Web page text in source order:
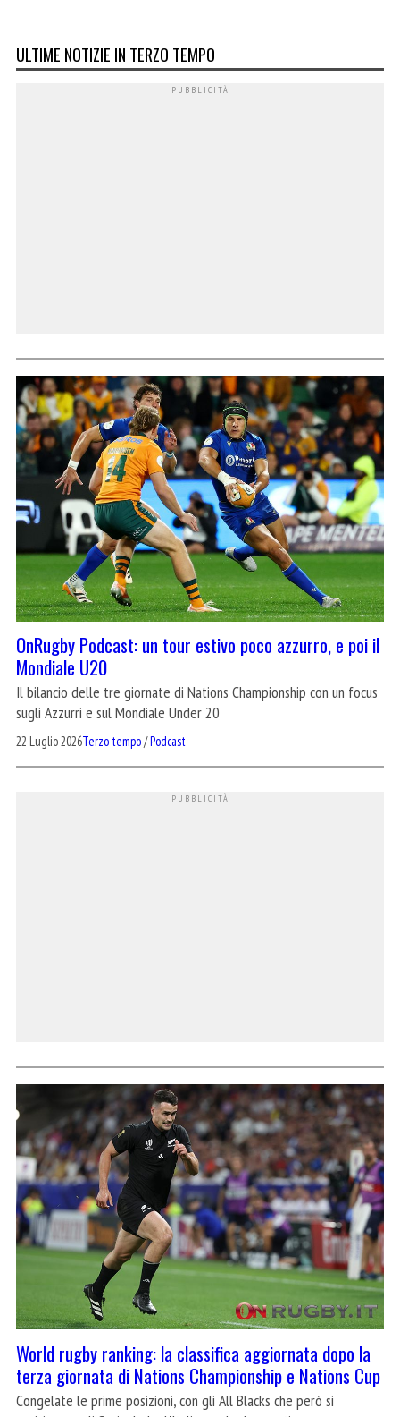
ULTIME NOTIZIE IN TERZO TEMPO
OnRugby Podcast: un tour estivo poco azzurro, e poi il
Mondiale U20
Il bilancio delle tre giornate di Nations Championship con un focus
sugli Azzurri e sul Mondiale Under 20
22 Luglio 2026Terzo tempo/Podcast
World rugby ranking: la classifica aggiornata dopo la
terza giornata di Nations Championship e Nations Cup
Congelate le prime posizioni, con gli All Blacks che però si